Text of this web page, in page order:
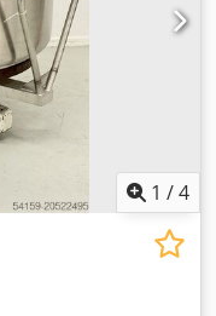
1 /4